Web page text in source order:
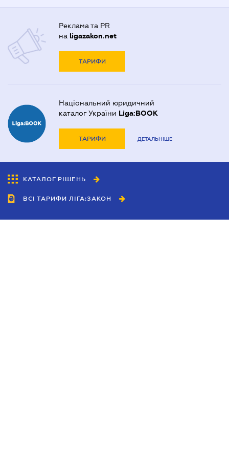
Реклама та PR
на ligazakon.net
ТАРИФИ
Національний юридичний
каталог України Liga:BOOK
ТАРИФИ ДЕТАЛЬНІШЕ
КАТАЛОГ РІШЕНЬ
ВСІ ТАРИФИ ЛІГА:ЗАКОН